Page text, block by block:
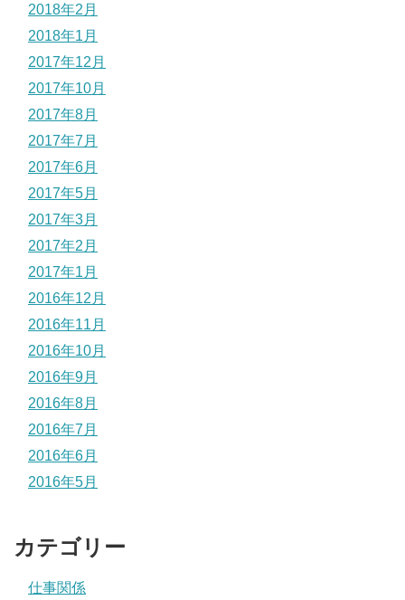
2018年2月
2018年1月
2017年12月
2017年10月
2017年8月
2017年7月
2017年6月
2017年5月
2017年3月
2017年2月
2017年1月
2016年12月
2016年11月
2016年10月
2016年9月
2016年8月
2016年7月
2016年6月
2016年5月
カテゴリー
仕事関係